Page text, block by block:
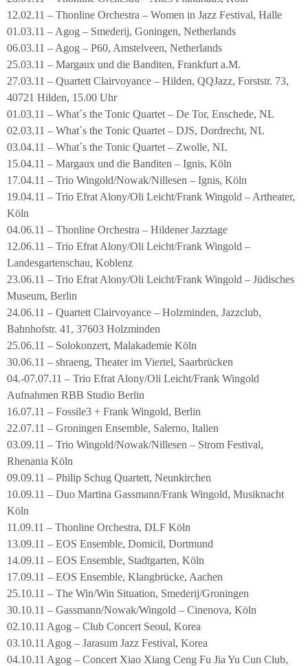
12.02.11 – Thonline Orchestra – Women in Jazz Festival, Halle
01.03.11 – Agog – Smederij, Goningen, Netherlands
06.03.11 – Agog – P60, Amstelveen, Netherlands
25.03.11 – Margaux und die Banditen, Frankfurt a.M.
27.03.11 – Quartett Clairvoyance – Hilden, QQJazz, Forststr. 73,
40721 Hilden, 15.00 Uhr
01.03.11 – What´s the Tonic Quartet – De Tor, Enschede, NL
02.03.11 – What´s the Tonic Quartet – DJS, Dordrecht, NL
03.04.11 – What´s the Tonic Quartet – Zwolle, NL
15.04.11 – Margaux und die Banditen – Ignis, Köln
17.04.11 – Trio Wingold/Nowak/Nillesen – Ignis, Köln
19.04.11 – Trio Efrat Alony/Oli Leicht/Frank Wingold – Artheater,
Köln
04.06.11 – Thonline Orchestra – Hildener Jazztage
12.06.11 – Trio Efrat Alony/Oli Leicht/Frank Wingold –
Landesgartenschau, Koblenz
23.06.11 – Trio Efrat Alony/Oli Leicht/Frank Wingold – Jüdisches
Museum, Berlin
24.06.11 – Quartett Clairvoyance – Holzminden, Jazzclub,
Bahnhofstr. 41, 37603 Holzminden
25.06.11 – Solokonzert, Malakademie Köln
30.06.11 – shraeng, Theater im Viertel, Saarbrücken
04.-07.07.11 – Trio Efrat Alony/Oli Leicht/Frank Wingold
Aufnahmen RBB Studio Berlin
16.07.11 – Fossile3 + Frank Wingold, Berlin
22.07.11 – Groningen Ensemble, Salerno, Italien
03.09.11 – Trio Wingold/Nowak/Nillesen – Strom Festival,
Rhenania Köln
09.09.11 – Philip Schug Quartett, Neunkirchen
10.09.11 – Duo Martina Gassmann/Frank Wingold, Musiknacht
Köln
11.09.11 – Thonline Orchestra, DLF Köln
13.09.11 – EOS Ensemble, Domicil, Dortmund
14.09.11 – EOS Ensemble, Stadtgarten, Köln
17.09.11 – EOS Ensemble, Klangbrücke, Aachen
25.10.11 – The Win/Win Situation, Smederij/Groningen
30.10.11 – Gassmann/Nowak/Wingold – Cinenova, Köln
02.10.11 Agog – Club Concert Seoul, Korea
03.10.11 Agog – Jarasum Jazz Festival, Korea
04.10.11 Agog – Concert Xiao Xiang Ceng Fu Jia Yu Cun Club,